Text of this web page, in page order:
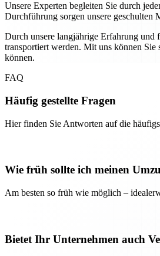
Unsere Experten begleiten Sie durch
Durchführung sorgen unsere
Durch unsere langjährige Erfahrung und
transportiert werden. Mit uns können Sie
können.
FAQ
Häufig gestellte Fragen
Hier finden Sie Antworten auf die
Wie früh sollte ich meinen
Am besten so früh wie möglich –
Bietet Ihr Unternehmen auch